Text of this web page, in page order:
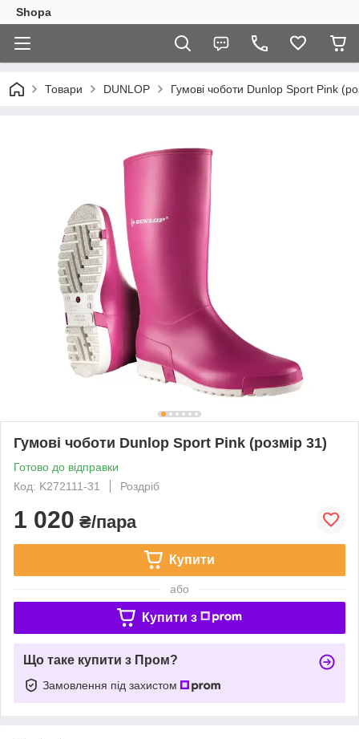
Shopa
Товари DUNLOP Гумові чоботи Dunlop Sport Pink
Гумові чоботи Dunlop Sport Pink (розмір 31)
Готово до відправки
Код: K272111-31
Роздріб
1 020 ₴/пара
Купити
або
Купити з
Що таке купити з Пром?
Замовлення під захистом